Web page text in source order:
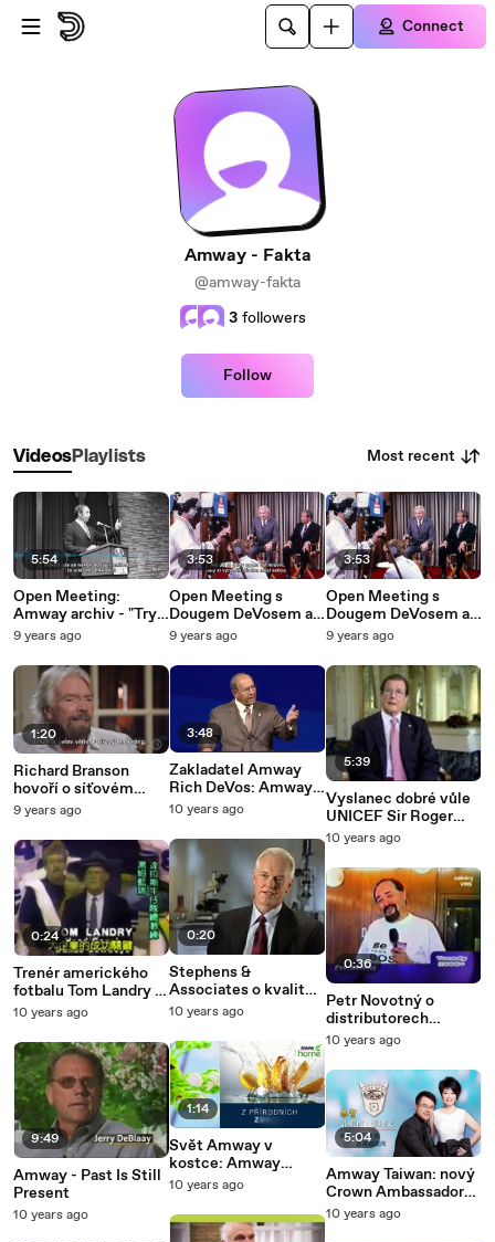
Skip to main content
Connect
Amway - Fakta
@amway-fakta
3 followers
Follow
VideosPlaylists Most recent
5:54
Open Meeting:
Amway archiv - "Try
or Cry" (s českými
9 years ago
1:20
Richard Branson
hovoří o síťovém
marketingu
9 years ago
0:24
Trenér amerického
fotbalu Tom Landry o
Amway
10 years ago
9:49
Amway - Past Is Still
Present
10 years ago
3:53
Open Meeting s
Dougem DeVosem a
Stevem Van Andelem
titulky)
9 years ago
3:48
Zakladatel Amway
Rich DeVos: Amway
není na prodej
10 years ago
0:20
Stephens &
Associates o kvalitě
kosmetiky Artistry
10 years ago
1:14
Svět Amway v
kostce: Amway
Home
10 years ago
3:53
Open Meeting s
Dougem DeVosem a
Stevem Van Andelem
9 years ago
5:39
Vyslanec dobré vůle
UNICEF Sir Roger
Moore děkuje Amway
10 years ago
0:36
Petr Novotný o
distributorech
Amway
10 years ago
5:04
Amway Taiwan: nový
Crown Ambassador
Hsu Ming Che &
10 years ago